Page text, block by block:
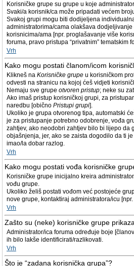
Korisničke grupe su grupe u koje
Svaki/a korisnik/ca može pripadati većem
Svakoj grupi mogu biti dodijeljena
administratorima/cama olakšava
korisnicima/ama [npr. proglašavanje više
foruma, pravo pristupa “privatnim” tematskim
Vrh
Kako mogu postati članom/icom
Klikneš na Korisničke grupe u korisničkom
odvesti na stranicu na kojoj ćeš vidjeti
Nemaju sve grupe otvoren pristup; neke su
Ako imaš pristup korisničkoj grupi, za
naredbu [obično Pristupi grupi].
Ukoliko je grupa otvorenog tipa, automatski
je za pristupanje potrebno odobrenje, vođa
zahtjev, ako neodobri zahtjev bilo bi lijepo da
objašnjenja, jer, ako se zaista dogodilo da ti
imao/la dobar razlog.
Vrh
Kako mogu postati vođa korisničke
Korisničke grupe inicijalno kreira
vođu grupe.
Ukoliko želiš postati vođom već postojeće
nove grupe, kontaktiraj administratora/icu
Vrh
Zašto su (neke) korisničke grupe
Administrator/ica foruma određuje boje
ih bilo lakše identificirati/razlikovati.
Vrh
Što je “zadana korisnička grupa”?